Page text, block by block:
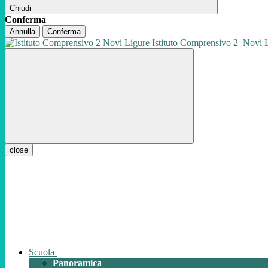
Chiudi
Conferma
Annulla Conferma
Istituto Comprensivo 2 Novi
close
Scuola
Panoramica